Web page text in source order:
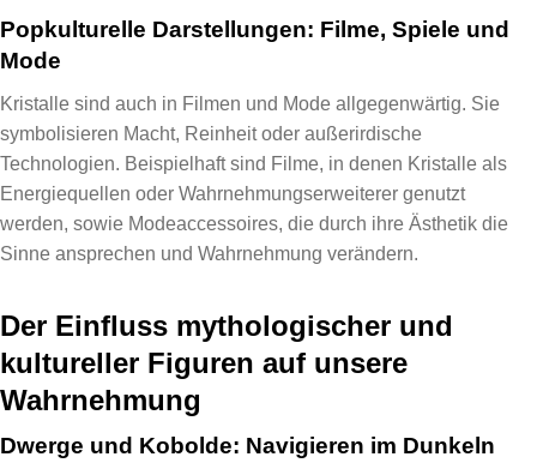
Popkulturelle Darstellungen: Filme, Spiele und
Mode
Kristalle sind auch in Filmen und Mode allgegenwärtig. Sie
symbolisieren Macht, Reinheit oder außerirdische
Technologien. Beispielhaft sind Filme, in denen Kristalle als
Energiequellen oder Wahrnehmungserweiterer genutzt
werden, sowie Modeaccessoires, die durch ihre Ästhetik die
Sinne ansprechen und Wahrnehmung verändern.
Der Einfluss mythologischer und
kultureller Figuren auf unsere
Wahrnehmung
Dwerge und Kobolde: Navigieren im Dunkeln